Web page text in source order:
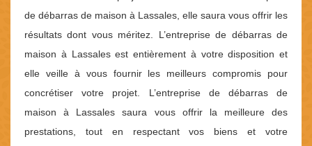
de débarras de maison à Lassales, elle saura vous offrir les
résultats dont vous méritez. L’entreprise de débarras de
maison à Lassales est entièrement à votre disposition et
elle veille à vous fournir les meilleurs compromis pour
concrétiser votre projet. L’entreprise de débarras de
maison à Lassales saura vous offrir la meilleure des
prestations, tout en respectant vos biens et votre